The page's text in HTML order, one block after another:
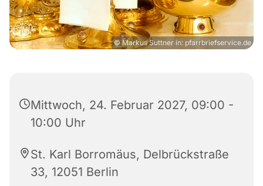
© Markus Suttner in: pfarrbriefservice.de
Mittwoch, 24. Februar 2027, 09:00 -
10:00 Uhr
St. Karl Borromäus, Delbrückstraße
33, 12051 Berlin